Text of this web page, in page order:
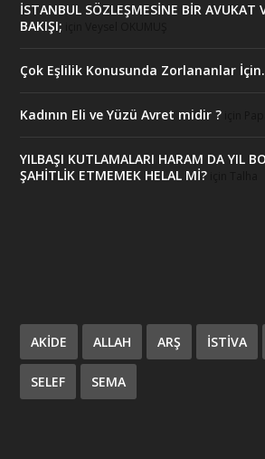
İSTANBUL SÖZLEŞMESİNE BİR AVUKAT
BAKIŞI;
Çok Eşlilik Konusunda Zorlananlar
Kadının Eli ve Yüzü Avret midir ?
YILBAŞI KUTLAMALARI HARAM DA YIL
ŞAHİTLİK ETMEMEK HELAL Mİ?
AKIDE ALLAH ARŞ ISTIVA
SELEF SEMA